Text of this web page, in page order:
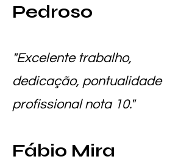
Pedroso
"Excelente trabalho,
dedicação, pontualidade
profissional nota 10."
Fábio Mira